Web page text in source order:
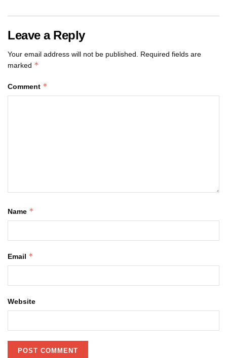
Leave a Reply
Your email address will not be published. Required fields are
marked *
Comment *
Name *
Email *
Website